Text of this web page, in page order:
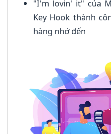
"I'm lovin' it" của
Key Hook thành
hàng nhớ đến